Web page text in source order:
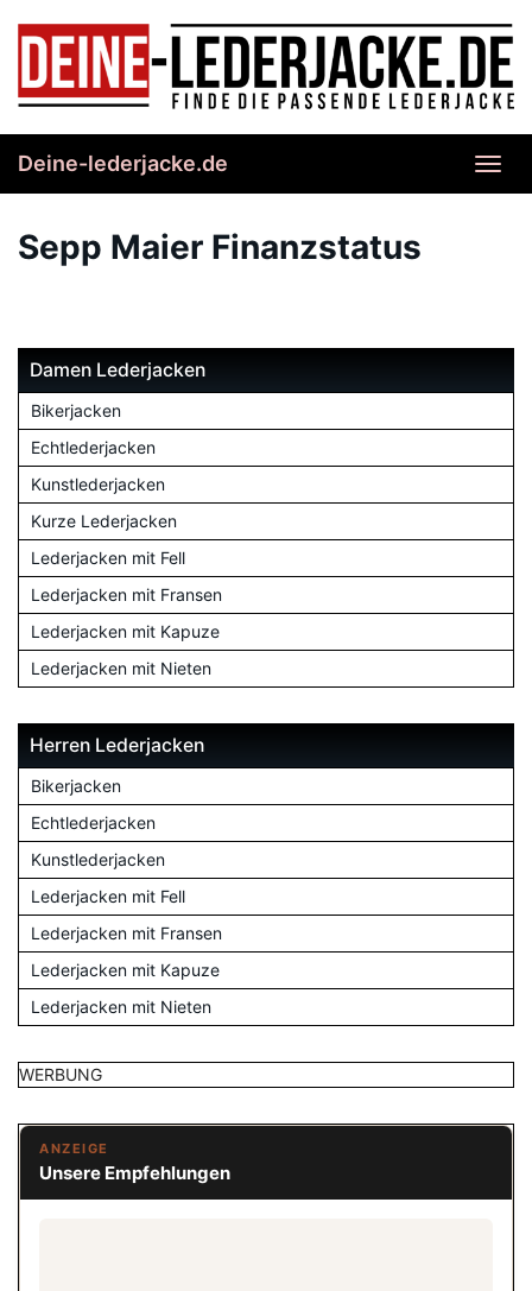
content
Deine-lederjacke.de
Sepp Maier Finanzstatus
Damen Lederjacken
Bikerjacken
Echtlederjacken
Kunstlederjacken
Kurze Lederjacken
Lederjacken mit Fell
Lederjacken mit Fransen
Lederjacken mit Kapuze
Lederjacken mit Nieten
Herren Lederjacken
Bikerjacken
Echtlederjacken
Kunstlederjacken
Lederjacken mit Fell
Lederjacken mit Fransen
Lederjacken mit Kapuze
Lederjacken mit Nieten
WERBUNG
ANZEIGE
Unsere Empfehlungen